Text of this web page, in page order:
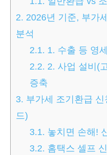
2. 2026년 기준, 부가
분석
2.1. 1. 수출 등 영
2.2. 2. 사업 설비(
증축
3. 부가세 조기환급
드)
3.1. 놓치면 손해!
3.2. 홈택스 셀프